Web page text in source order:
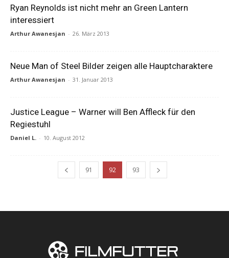
Ryan Reynolds ist nicht mehr an Green Lantern
interessiert
Arthur Awanesjan - 26. März 2013
Neue Man of Steel Bilder zeigen alle Hauptcharaktere
Arthur Awanesjan - 31. Januar 2013
Justice League – Warner will Ben Affleck für den
Regiestuhl
Daniel L. - 10. August 2012
91 92 93